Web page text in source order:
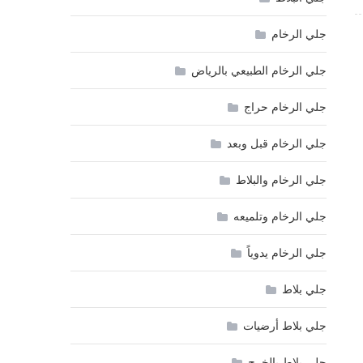
جلي الرخام
جلي الرخام الطبيعي بالرياض
جلي الرخام حراج
جلي الرخام قبل وبعد
جلي الرخام والبلاط
جلي الرخام وتلميعه
جلي الرخام يدوياً
جلي بلاط
جلي بلاط أرضيات